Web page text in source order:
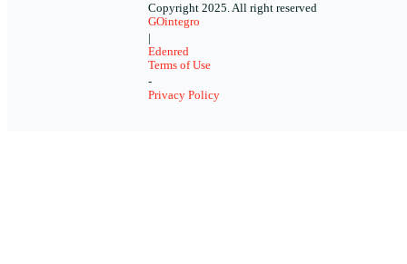
Copyright 2025. All right reserved
GOintegro
|
Edenred
Terms of Use
-
Privacy Policy